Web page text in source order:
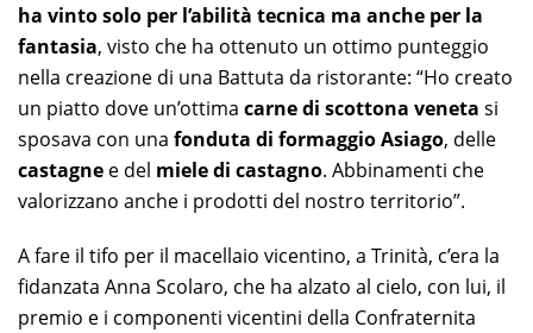
ha vinto solo per l’abilità tecnica ma anche per la
fantasia, visto che ha ottenuto un ottimo punteggio
nella creazione di una Battuta da ristorante: “Ho creato
un piatto dove un’ottima carne di scottona veneta si
sposava con una fonduta di formaggio Asiago, delle
castagne e del miele di castagno. Abbinamenti che
valorizzano anche i prodotti del nostro territorio”.
A fare il tifo per il macellaio vicentino, a Trinità, c’era la
fidanzata Anna Scolaro, che ha alzato al cielo, con lui, il
premio e i componenti vicentini della Confraternita